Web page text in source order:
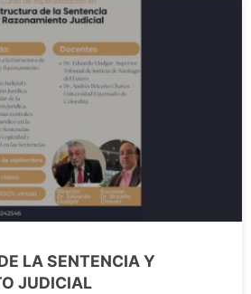
LA SENTENCIA Y
JUDICIAL